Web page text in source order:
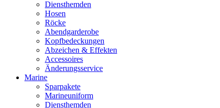
Diensthemden
Hosen
Röcke
Abendgarderobe
Kopfbedeckungen
Abzeichen & Effekten
Accessoires
Änderungsservice
Marine
Sparpakete
Marineuniform
Diensthemden